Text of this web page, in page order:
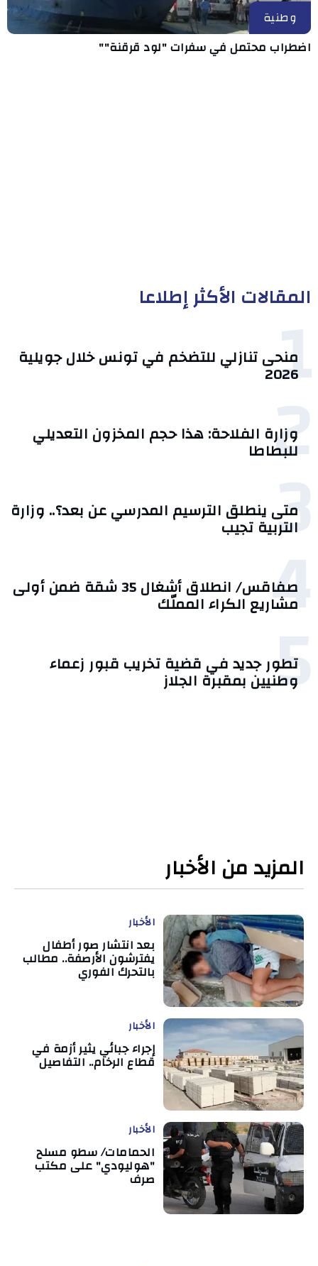
وطنية
اضطراب محتمل في سفرات "لود قرقنة""
المقالات الأكثر إطلاعا
1 منحى تنازلي ‎للتضخم في تونس خلال جويلية
2026‎
2
وزارة الفلاحة: هذا حجم المخزون التعديلي
للبطاطا
3
متى ينطلق الترسيم المدرسي عن بعد؟.. وزارة
التربية تجيب
4 صفاقس/ انطلاق أشغال 35 شقة ضمن أولى
مشاريع الكراء المملّك
5
تطور جديد في قضية تخريب قبور زعماء
وطنيين بمقبرة الجلاز
المزيد من الأخبار
الأخبار
بعد انتشار صور أطفال
يفترشون الأرصفة.. مطالب
بالتحرك الفوري
الأخبار
إجراء جبائي يثير أزمة في
قطاع الرخام.. التفاصيل
الأخبار
الحمامات/ سطو مسلح
"هوليودي" على مكتب
صرف